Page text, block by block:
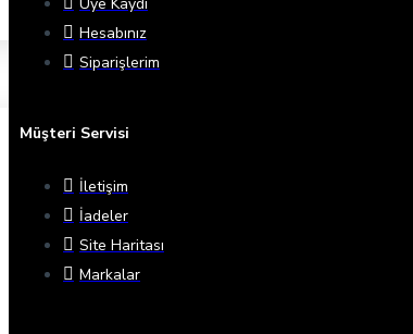
Hesabınız
Siparişlerim
Müşteri Servisi
İletişim
İadeler
Site Haritası
Markalar